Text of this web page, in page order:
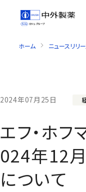
ホーム ニュースリリ
2024年07月25日
エフ・ホフ
024年12
について